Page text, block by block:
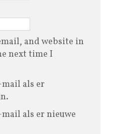
and website in
next time I
als er
als er nieuwe